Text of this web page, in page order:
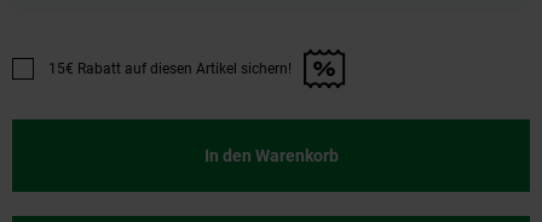
Promotion "15€ Rabatt auf diesen Artikel sichern!" anwenden
15€ Rabatt auf diesen Artikel sichern!
In den Warenkorb